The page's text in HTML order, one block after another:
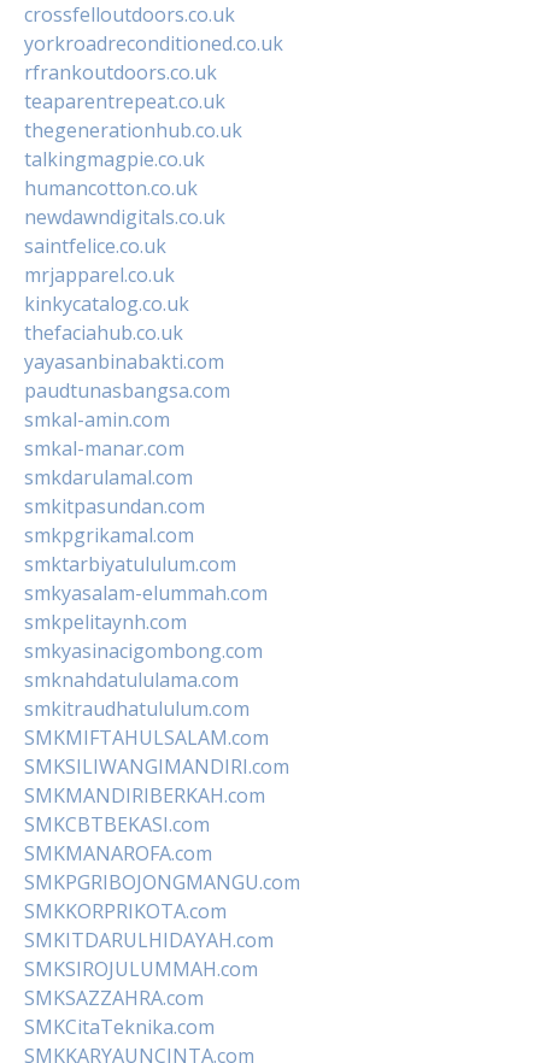
crossfelloutdoors.co.uk
yorkroadreconditioned.co.uk
rfrankoutdoors.co.uk
teaparentrepeat.co.uk
thegenerationhub.co.uk
talkingmagpie.co.uk
humancotton.co.uk
newdawndigitals.co.uk
saintfelice.co.uk
mrjapparel.co.uk
kinkycatalog.co.uk
thefaciahub.co.uk
yayasanbinabakti.com
paudtunasbangsa.com
smkal-amin.com
smkal-manar.com
smkdarulamal.com
smkitpasundan.com
smkpgrikamal.com
smktarbiyatululum.com
smkyasalam-elummah.com
smkpelitaynh.com
smkyasinacigombong.com
smknahdatululama.com
smkitraudhatululum.com
SMKMIFTAHULSALAM.com
SMKSILIWANGIMANDIRI.com
SMKMANDIRIBERKAH.com
SMKCBTBEKASI.com
SMKMANAROFA.com
SMKPGRIBOJONGMANGU.com
SMKKORPRIKOTA.com
SMKITDARULHIDAYAH.com
SMKSIROJULUMMAH.com
SMKSAZZAHRA.com
SMKCitaTeknika.com
SMKKARYAUNCINTA.com